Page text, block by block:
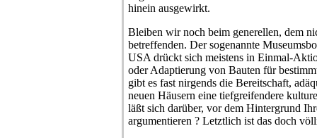
hinein ausgewirkt.
Bleiben wir noch beim generellen, dem
betreffenden. Der sogenannte
USA drückt sich meistens in Einmal-
oder Adaptierung von Bauten für
gibt es fast nirgends die Bereitschaft,
neuen Häusern eine tiefgreifendere
läßt sich darüber, vor dem Hintergrund
argumentieren ? Letztlich ist das doch